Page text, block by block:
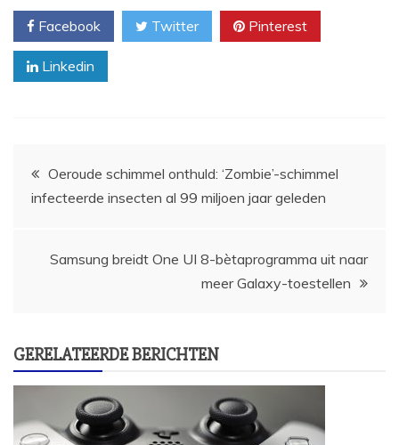
Facebook Twitter Pinterest
Linkedin
Bericht
navigatie
Oeroude schimmel onthuld: ‘Zombie’-schimmel
infecteerde insecten al 99 miljoen jaar geleden
Samsung breidt One UI 8-bètaprogramma uit naar
meer Galaxy-toestellen
GERELATEERDE BERICHTEN